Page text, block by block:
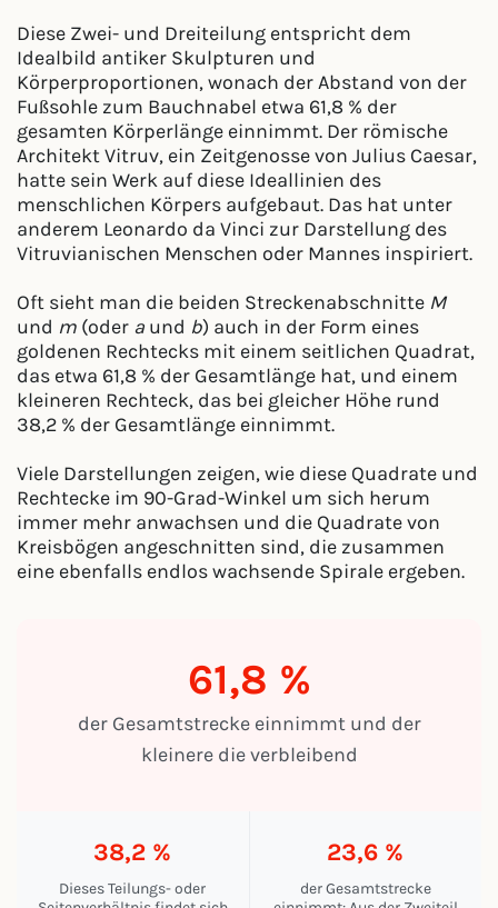
Diese Zwei- und Dreiteilung entspricht dem
Idealbild antiker Skulpturen und
Körperproportionen, wonach der Abstand von der
Fußsohle zum Bauchnabel etwa 61,8 % der
gesamten Körperlänge einnimmt. Der römische
Architekt Vitruv, ein Zeitgenosse von Julius Caesar,
hatte sein Werk auf diese Ideallinien des
menschlichen Körpers aufgebaut. Das hat unter
anderem Leonardo da Vinci zur Darstellung des
Vitruvianischen Menschen oder Mannes inspiriert.
Oft sieht man die beiden Streckenabschnitte M
und m (oder a und b) auch in der Form eines
goldenen Rechtecks mit einem seitlichen Quadrat,
das etwa 61,8 % der Gesamtlänge hat, und einem
kleineren Rechteck, das bei gleicher Höhe rund
38,2 % der Gesamtlänge einnimmt.
Viele Darstellungen zeigen, wie diese Quadrate und
Rechtecke im 90-Grad-Winkel um sich herum
immer mehr anwachsen und die Quadrate von
Kreisbögen angeschnitten sind, die zusammen
eine ebenfalls endlos wachsende Spirale ergeben.
61,8 %
der Gesamtstrecke einnimmt und der
kleinere die verbleibend
38,2 %
Dieses Teilungs- oder
23,6 %
der Gesamtstrecke